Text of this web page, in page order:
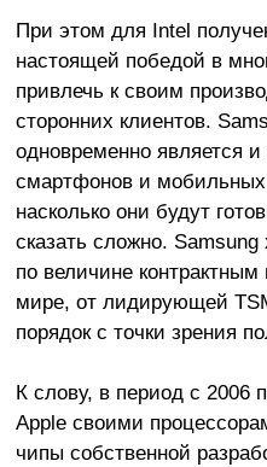
При этом для Intel
настоящей победой в
привлечь к своим
сторонних клиентов.
одновременно является и
смартфонов и
насколько они будут
сказать сложно.
по величине
мире, от лидирующей
порядок с точки зрения
К слову, в период с 2006
Apple своими
чипы собственной